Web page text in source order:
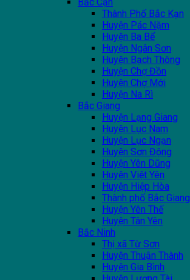
Thành Phố Bắc Kạn
Huyện Pác Nặm
Huyện Ba Bể
Huyện Ngân Sơn
Huyện Bạch Thông
Huyện Chợ Đồn
Huyện Chợ Mới
Huyện Na Rì
Bắc Giang
Huyện Lạng Giang
Huyện Lục Nam
Huyện Lục Ngạn
Huyện Sơn Động
Huyện Yên Dũng
Huyện Việt Yên
Huyện Hiệp Hòa
Thành phố Bắc Giang
Huyện Yên Thế
Huyện Tân Yên
Bắc Ninh
Thị xã Từ Sơn
Huyện Thuận Thành
Huyện Gia Bình